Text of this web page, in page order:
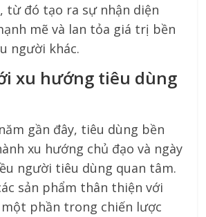
từ đó tạo ra sự nhận diện
mẽ và lan tỏa giá trị bền
người khác.
xu hướng tiêu dùng
gần đây, tiêu dùng bền
xu hướng chủ đạo và ngày
người tiêu dùng quan tâm.
sản phẩm thân thiện với
phần trong chiến lược